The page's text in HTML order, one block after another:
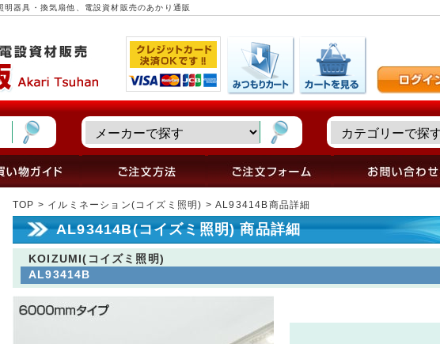
器具・換気扇他、電設資材販売のあかり通販
TOP > イルミネーション(コイズミ照明) > AL93414B商品詳細
AL93414B(コイズミ照明) 商品詳細
KOIZUMI(コイズミ照明)
AL93414B